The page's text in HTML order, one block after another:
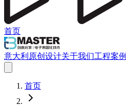
首页
意大利原创设计关于我们工程案例
首页